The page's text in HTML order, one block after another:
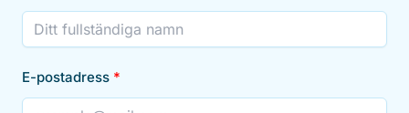
E-postadress